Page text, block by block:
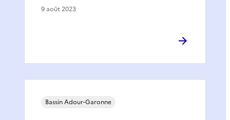
9 août 2023
Bassin Adour-Garonne